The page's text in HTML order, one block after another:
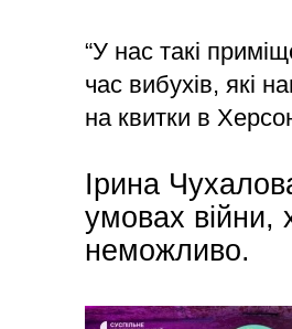
“У нас такі
час вибухів, які
на квитки в
Ірина
умовах війни,
неможливо.